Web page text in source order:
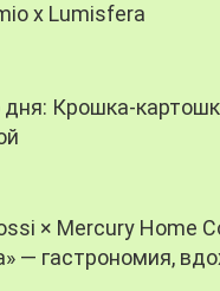
x Lumisfera
Крошка-
× Mercury Home
— гастрономия,